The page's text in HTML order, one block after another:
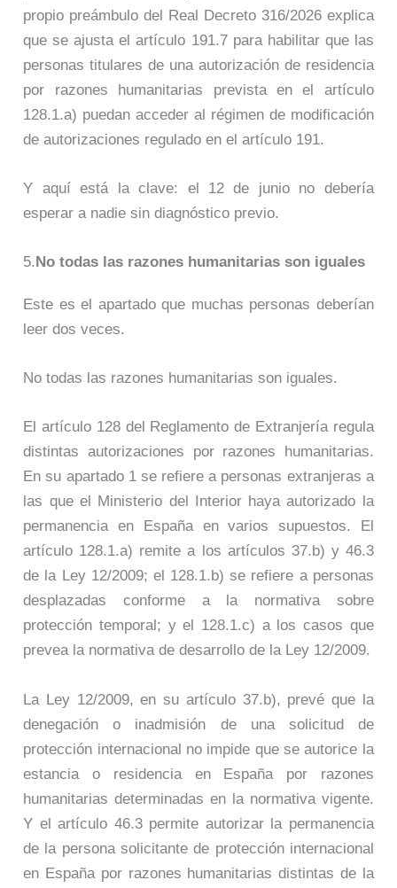
propio preámbulo del Real Decreto 316/2026 explica
que se ajusta el artículo 191.7 para habilitar que las
personas titulares de una autorización de residencia
por razones humanitarias prevista en el artículo
128.1.a) puedan acceder al régimen de modificación
de autorizaciones regulado en el artículo 191.
Y aquí está la clave: el 12 de junio no debería
esperar a nadie sin diagnóstico previo.
5.No todas las razones humanitarias son iguales
Este es el apartado que muchas personas deberían
leer dos veces.
No todas las razones humanitarias son iguales.
El artículo 128 del Reglamento de Extranjería regula
distintas autorizaciones por razones humanitarias.
En su apartado 1 se refiere a personas extranjeras a
las que el Ministerio del Interior haya autorizado la
permanencia en España en varios supuestos. El
artículo 128.1.a) remite a los artículos 37.b) y 46.3
de la Ley 12/2009; el 128.1.b) se refiere a personas
desplazadas conforme a la normativa sobre
protección temporal; y el 128.1.c) a los casos que
prevea la normativa de desarrollo de la Ley 12/2009.
La Ley 12/2009, en su artículo 37.b), prevé que la
denegación o inadmisión de una solicitud de
protección internacional no impide que se autorice la
estancia o residencia en España por razones
humanitarias determinadas en la normativa vigente.
Y el artículo 46.3 permite autorizar la permanencia
de la persona solicitante de protección internacional
en España por razones humanitarias distintas de la